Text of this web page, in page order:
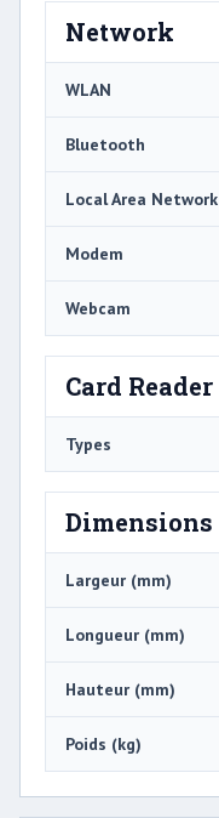
Network
WLAN
Bluetooth
Local Area Network
Modem
Webcam
Card Reader
Types
Dimensions
Largeur (mm)
Longueur (mm)
Hauteur (mm)
Poids (kg)